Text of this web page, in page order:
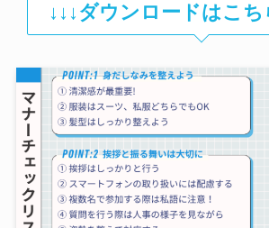
↓↓↓ ダウンロードはこち